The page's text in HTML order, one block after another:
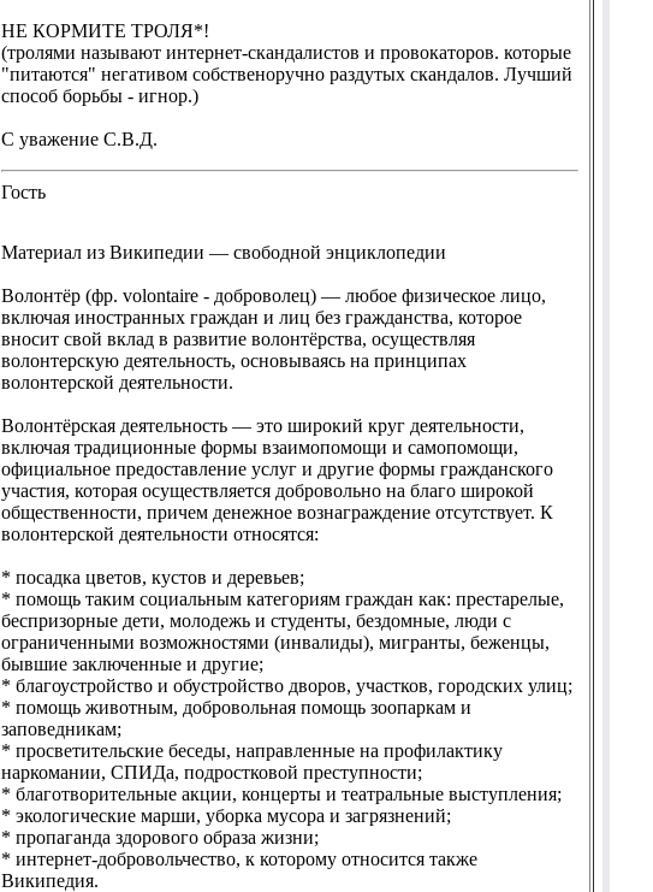
НЕ КОРМИТЕ ТРОЛЯ*!
(тролями называют интернет-скандалистов и провокаторов. которые
"питаются" негативом собственоручно раздутых скандалов. Лучший
способ борьбы - игнор.)
С уважение С.В.Д.
Гость
Материал из Википедии — свободной энциклопедии
Волонтёр (фр. volontaire - доброволец) — любое физическое лицо,
включая иностранных граждан и лиц без гражданства, которое
вносит свой вклад в развитие волонтёрства, осуществляя
волонтерскую деятельность, основываясь на принципах
волонтерской деятельности.
Волонтёрская деятельность — это широкий круг деятельности,
включая традиционные формы взаимопомощи и самопомощи,
официальное предоставление услуг и другие формы гражданского
участия, которая осуществляется добровольно на благо широкой
общественности, причем денежное вознаграждение отсутствует. К
волонтерской деятельности относятся:
* посадка цветов, кустов и деревьев;
* помощь таким cоциальным категориям граждан как: престарелые,
беспризорные дети, молодежь и студенты, бездомные, люди с
ограниченными возможностями (инвалиды), мигранты, беженцы,
бывшие заключенные и другие;
* благоустройство и обустройство дворов, участков, городских улиц;
* помощь животным, добровольная помощь зоопаркам и
заповедникам;
* просветительские беседы, направленные на профилактику
наркомании, СПИДа, подростковой преступности;
* благотворительные акции, концерты и театральные выступления;
* экологические марши, уборка мусора и загрязнений;
* пропаганда здорового образа жизни;
* интернет-добровольчество, к которому относится также
Википедия.